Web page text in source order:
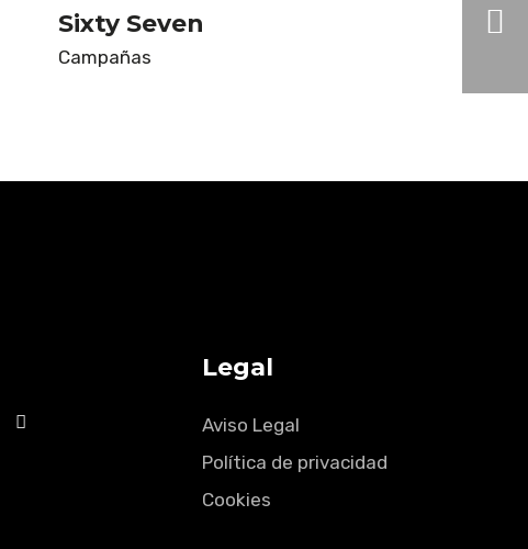
Sixty Seven
Campañas
Legal
Aviso Legal
Política de privacidad
Cookies